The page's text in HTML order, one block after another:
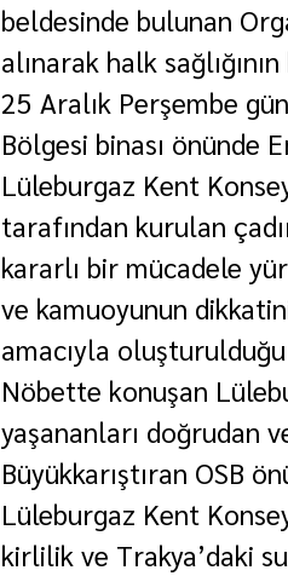
beldesinde bulunan
alınarak halk
25 Aralık Perşembe
Bölgesi binası önünde
Lüleburgaz Kent
tarafından kurulan
kararlı bir mücadele
ve kamuoyunun
amacıyla
Nöbette konuşan
yaşananları doğrudan
Büyükkarıştıran OSB
Lüleburgaz Kent
kirlilik ve Trakya’daki